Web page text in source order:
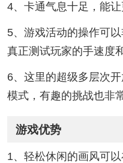
4、卡通气息十足，能
5、游戏活动的操作可
真正测试玩家的手速度
6、这里的超级多层次
模式，有趣的挑战也非
游戏优势
1、轻松休闲的画风可